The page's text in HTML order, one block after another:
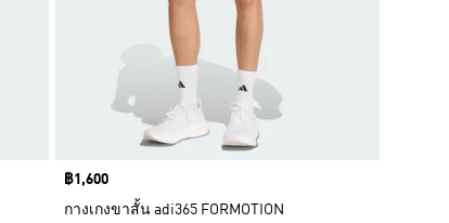
Price
฿1,600
กางเกงขาสั้น adi365 FORMOTION